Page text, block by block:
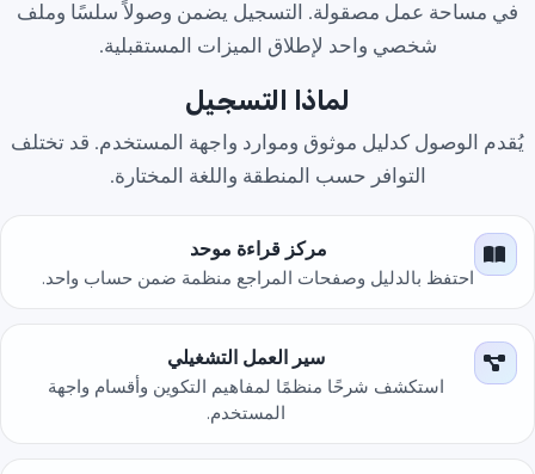
في مساحة عمل مصقولة. التسجيل يضمن وصولاً سلسًا وملف
شخصي واحد لإطلاق الميزات المستقبلية.
لماذا التسجيل
يُقدم الوصول كدليل موثوق وموارد واجهة المستخدم. قد تختلف
التوافر حسب المنطقة واللغة المختارة.
مركز قراءة موحد
احتفظ بالدليل وصفحات المراجع منظمة ضمن حساب واحد.
سير العمل التشغيلي
استكشف شرحًا منظمًا لمفاهيم التكوين وأقسام واجهة
المستخدم.